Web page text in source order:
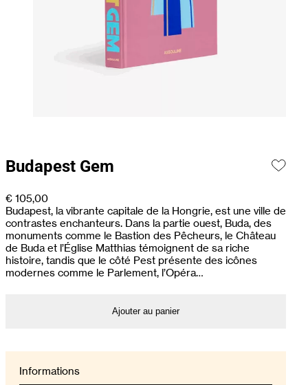
Budapest Gem
€ 105,00
Budapest, la vibrante capitale de la Hongrie, est une ville de
contrastes enchanteurs. Dans la partie ouest, Buda, des
monuments comme le Bastion des Pêcheurs, le Château
de Buda et l’Église Matthias témoignent de sa riche
histoire, tandis que le côté Pest présente des icônes
modernes comme le Parlement, l’Opéra…
Ajouter au panier
Informations